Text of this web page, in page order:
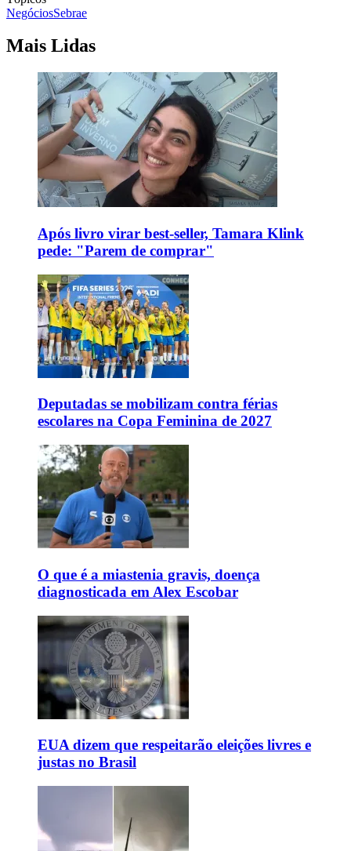
NegóciosSebrae
Mais Lidas
Após livro virar best-seller, Tamara Klink
pede: "Parem de comprar"
Deputadas se mobilizam contra férias
escolares na Copa Feminina de 2027
O que é a miastenia gravis, doença
diagnosticada em Alex Escobar
EUA dizem que respeitarão eleições livres e
justas no Brasil